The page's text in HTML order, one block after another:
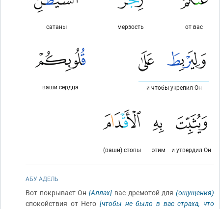
от вас
мерзость
сатаны
и чтобы укрепил Он
ваши сердца
и утвердил Он
этим
(ваши) стопы
АБУ АДЕЛЬ
Вот покрывает Он[Аллах] вас дремотой для(ощущения)
спокойствия от Него [чтобы не было в вас страха, что